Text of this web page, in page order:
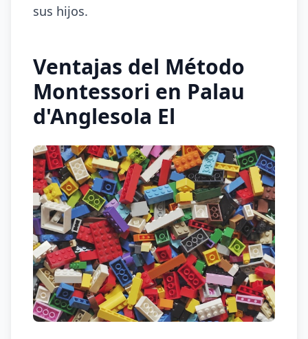
sus hijos.
Ventajas del Método
Montessori en Palau
d'Anglesola El